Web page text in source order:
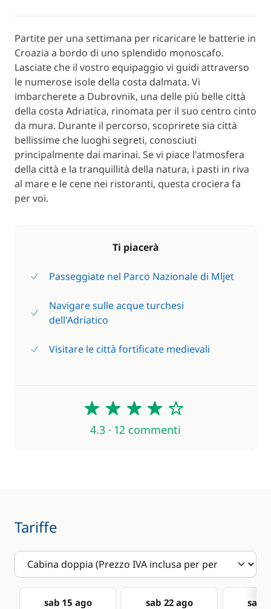
Partite per una settimana per ricaricare le batterie in
Croazia a bordo di uno splendido monoscafo.
Lasciate che il vostro equipaggio vi guidi attraverso
le numerose isole della costa dalmata. Vi
imbarcherete a Dubrovnik, una delle più belle città
della costa Adriatica, rinomata per il suo centro cinto
da mura. Durante il percorso, scoprirete sia città
bellissime che luoghi segreti, conosciuti
principalmente dai marinai. Se vi piace l'atmosfera
della città e la tranquillità della natura, i pasti in riva
al mare e le cene nei ristoranti, questa crociera fa
per voi.
Ti piacerà
Passeggiate nel Parco Nazionale di Mljet
Navigare sulle acque turchesi
dell'Adriatico
Visitare le città fortificate medievali
4.3
4.3 · 12 commenti
Tariffe
sab 15 ago sab 22 ago sab